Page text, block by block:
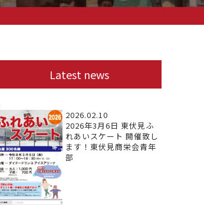
けるよう3つのお楽しみをご用意しています
Latest news
2026.02.10
2026年3月6日 東伏見ふ
れあいスケート 開催致し
ます！東伏見商栄会青年
部